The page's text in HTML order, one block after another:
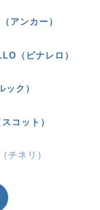
アンカー）
（ピナレロ）
ック）
コット）
チネリ）